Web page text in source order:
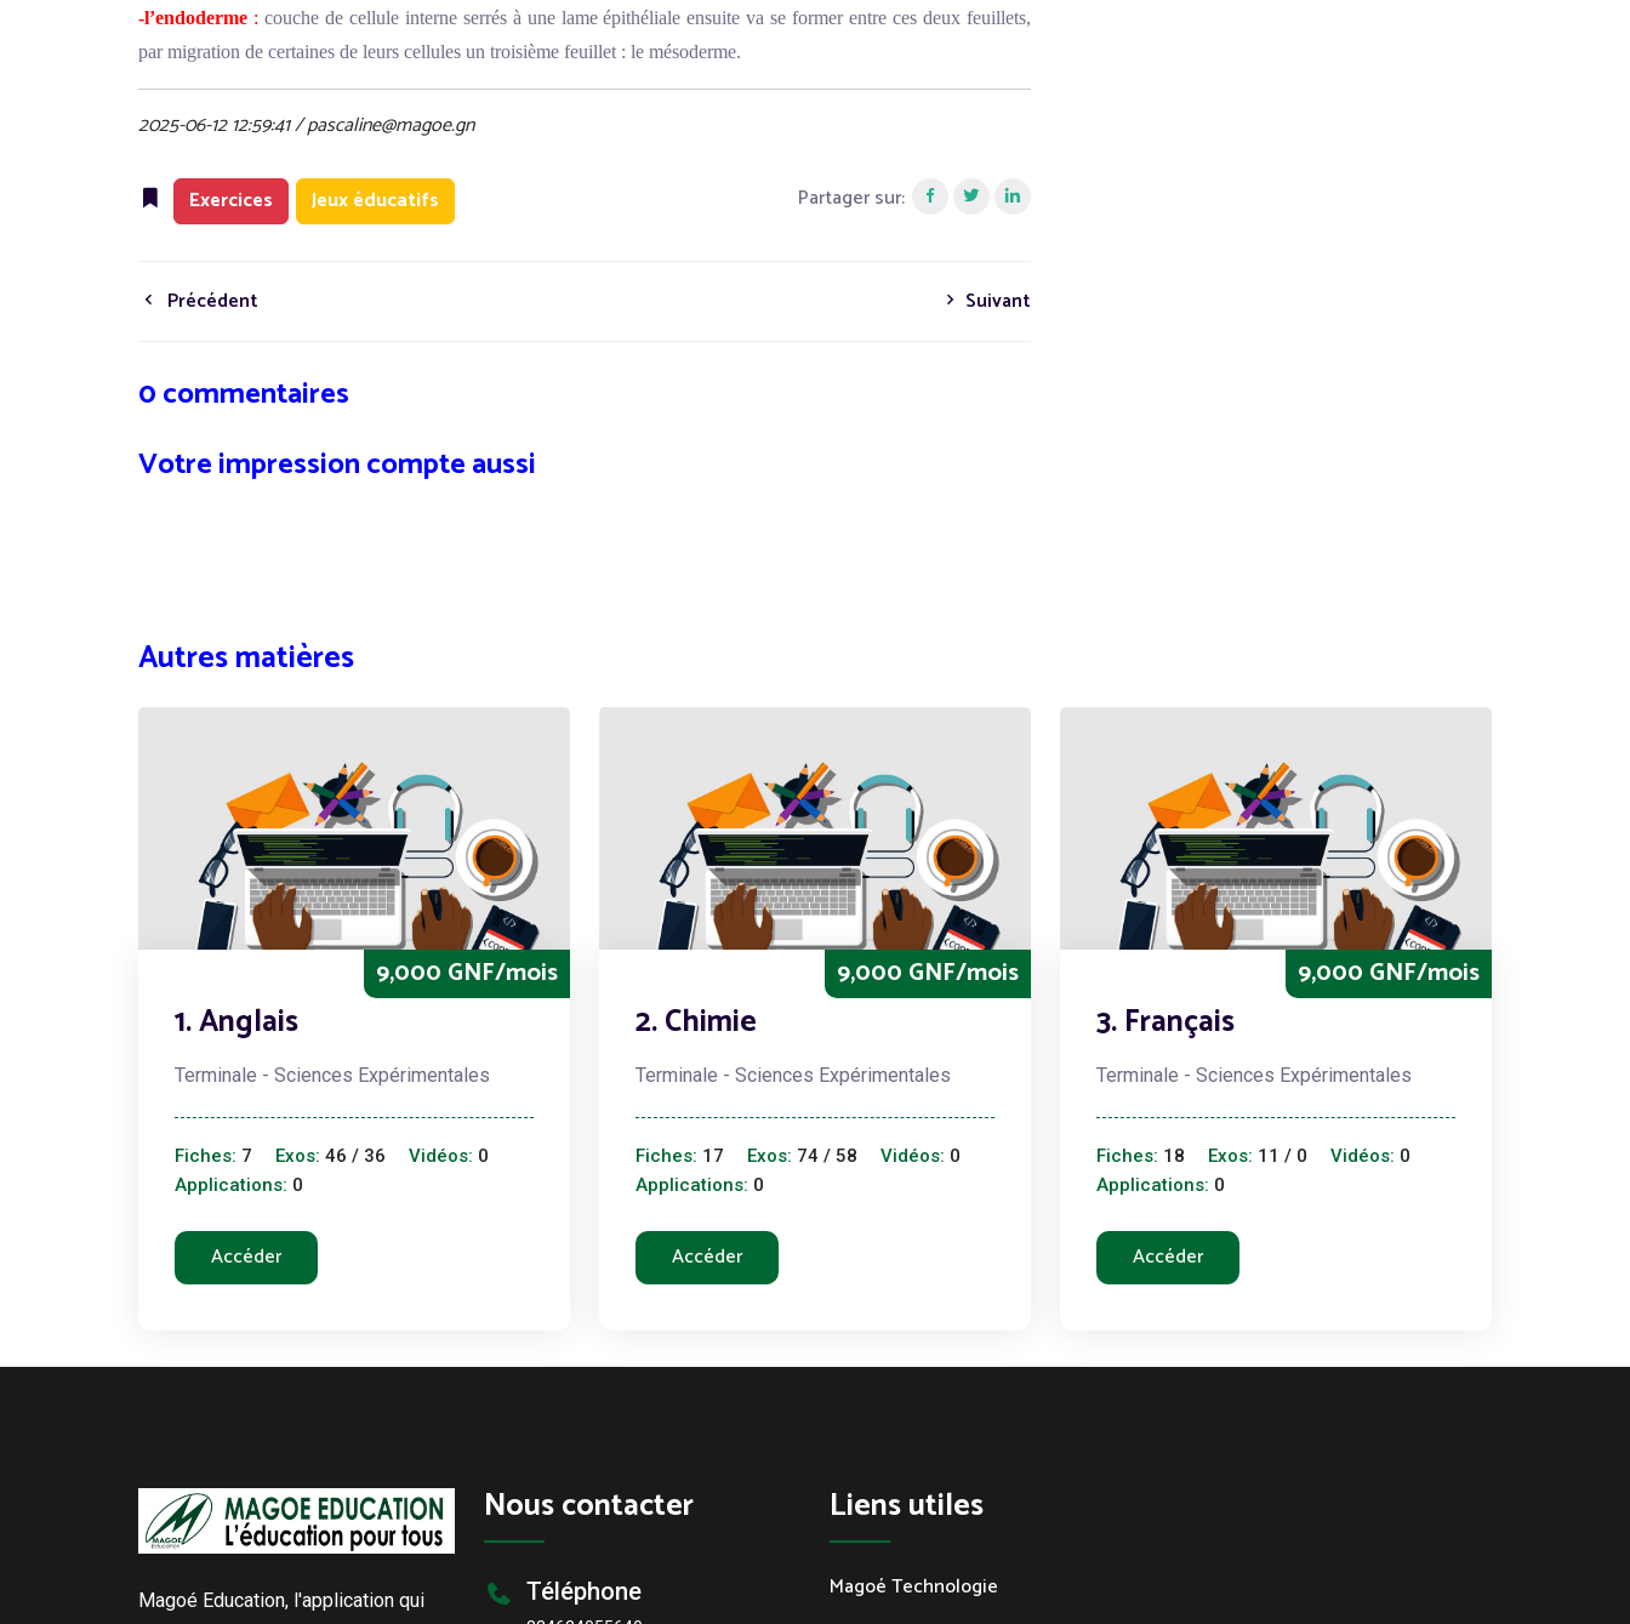
-l’endoderme : couche de cellule interne serrés à une lame épithéliale ensuite va se former entre ces deux feuillets,
par migration de certaines de leurs cellules un troisième feuillet : le mésoderme.
2025-06-12 12:59:41 / pascaline@magoe.gn
Exercices Jeux éducatifs Partager sur:
Précédent Suivant
0 commentaires
Votre impression compte aussi
Autres matières
9,000 GNF/mois
1. Anglais
Terminale - Sciences Expérimentales
Fiches: 7 Exos: 46 / 36 Vidéos: 0
Applications: 0
Accéder
9,000 GNF/mois
2. Chimie
Terminale - Sciences Expérimentales
Fiches: 17 Exos: 74 / 58 Vidéos: 0
Applications: 0
Accéder
9,000 GNF/mois
3. Français
Terminale - Sciences Expérimentales
Fiches: 18 Exos: 11 / 0 Vidéos: 0
Applications: 0
Accéder
Magoé Education, l'application qui
Nous contacter
Téléphone
Liens utiles
Magoé Technologie